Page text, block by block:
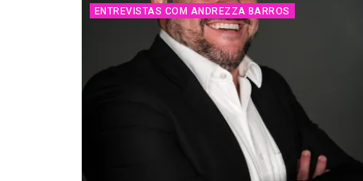
ENTREVISTAS COM ANDREZZA BARROS